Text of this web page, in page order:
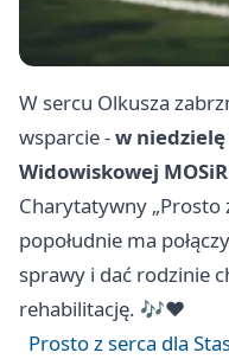
W sercu Olkusza
wsparcie -w
Widowiskowej MOSiR
Charytatywny „Prosto
popołudnie ma
sprawy i dać rodzinie
rehabilitację. 🎶❤️
Prosto z serca dla